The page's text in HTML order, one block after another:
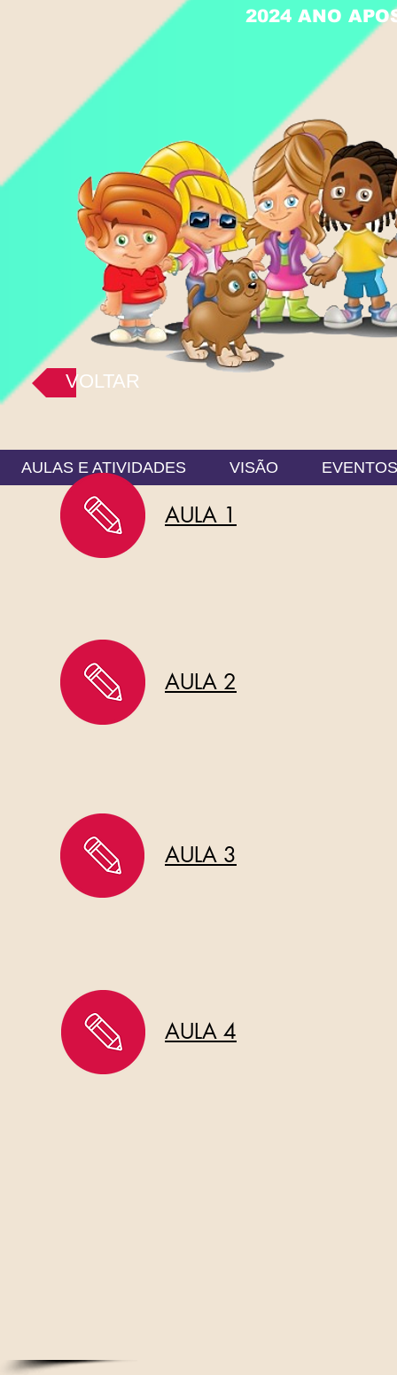
2024 ANO
AULAS E ATIVIDADES VISÃO EVENTOS
VOLTAR
AULA 1
AULA 2
AULA 3
AULA 4